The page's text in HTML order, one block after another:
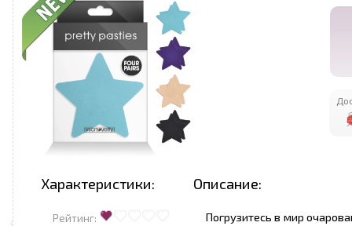
Характеристики: Описание:
Рейтинг:
Погрузитесь в мир